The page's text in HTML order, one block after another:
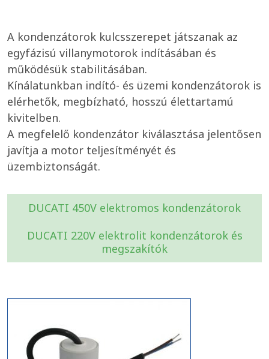
A kondenzátorok kulcsszerepet játszanak az
egyfázisú villanymotorok indításában és
működésük stabilitásában.
Kínálatunkban indító- és üzemi kondenzátorok is
elérhetők, megbízható, hosszú élettartamú
kivitelben.
A megfelelő kondenzátor kiválasztása jelentősen
javítja a motor teljesítményét és
üzembiztonságát.
DUCATI 450V elektromos kondenzátorok
DUCATI 220V elektrolit kondenzátorok és
megszakítók